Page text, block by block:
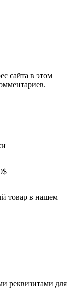
сайта в этом
товар в нашем
реквизитами для